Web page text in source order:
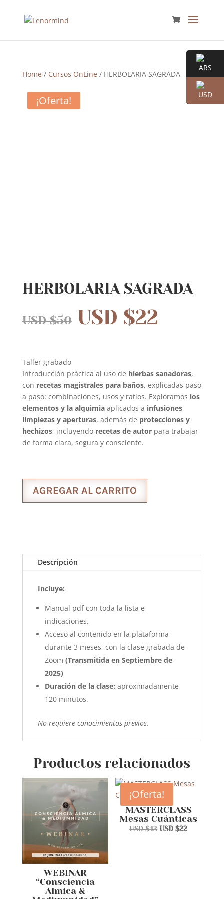
Home / Cursos OnLine / HERBOLARIA SAGRADA
¡Oferta!
HERBOLARIA SAGRADA
USD $50 USD $22
Taller grabado
Introducción práctica al uso de hierbas sanadoras,
con recetas magistrales para baños, explicadas paso
a paso: combinaciones, usos y ratios. Exploramos los
elementos y la alquimiaaplicados a infusiones,
limpiezas y aperturas, además de protecciones y
hechizos, incluyendo recetas de autorpara trabajar
de forma clara, segura y consciente.
AGREGAR AL CARRITO
Descripción
Incluye:
Manual pdf con toda la lista e
indicaciones.
Acceso al contenido en la plataforma
durante 3 meses, con la clase grabada de
Zoom (Transmitida en Septiembre de
2025)
Duración de la clase: aproximadamente
120 minutos.
No requiere conocimientos previos.
Productos relacionados
WEBINAR
“Consciencia
Almica &
¡Oferta!
MASTERCLASS
Mesas Cuánticas
USD $43 El
USD $22El